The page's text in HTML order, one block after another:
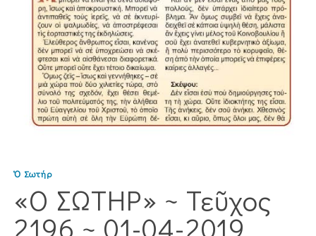
Ὁ Σωτήρ
«Ο ΣΩΤΗΡ» ~ Τεῦχος
2196 ~ 01-04-2019